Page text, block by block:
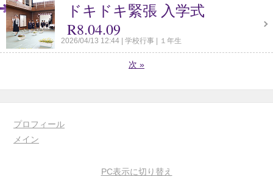
ドキドキ緊張 入学式
R8.04.09
2026/04/13 12:44 学校行事 １年生
次 »
プロフィール
メイン
PC表示に切り替え